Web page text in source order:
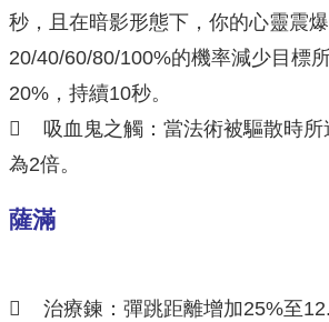
秒，且在暗影形態下，你的心靈震
20/40/60/80/100%的機率減少目標
20%，持續10秒。
 吸血鬼之觸：當法術被驅散時所
為2倍。
薩滿
 治療鍊：彈跳距離增加25%至